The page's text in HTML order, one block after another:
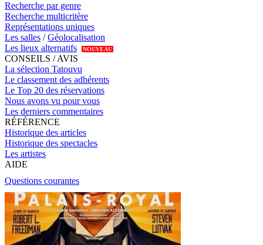
Recherche par genre
Recherche multicritère
Représentations uniques
Les salles /Géolocalisation
Les lieux alternatifs
NOUVEAU
CONSEILS / AVIS
La sélection Tatouvu
Le classement des adhérents
Le Top 20 des réservations
Nous avons vu pour vous
Les derniers commentaires
RÉFÉRENCE
Historique des articles
Historique des spectacles
Les artistes
AIDE
Questions courantes